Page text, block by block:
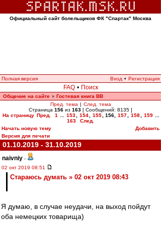
Официальный сайт болельщиков ФК "Спартак" Москва
Полная версия Вход • Регистрация
FAQ • Поиск
Общение на сайте » Гостевая книга ВВ
Пред. тема | След. тема
Страница 156 из 163 [ Сообщений: 8135 ]
На страницу Пред. 1 153 154 155 156, 157 158 159
163
След.
Начать новую тему
Добавить
Версия для печати
01.10.2019 - 31.10.2019
naivniy -
02 окт 2019 08:51
Стараюсь думать » 02 окт 2019 08:43
Я думаю, в случае неудачи, на выход пойдут
оба немецких товарища)